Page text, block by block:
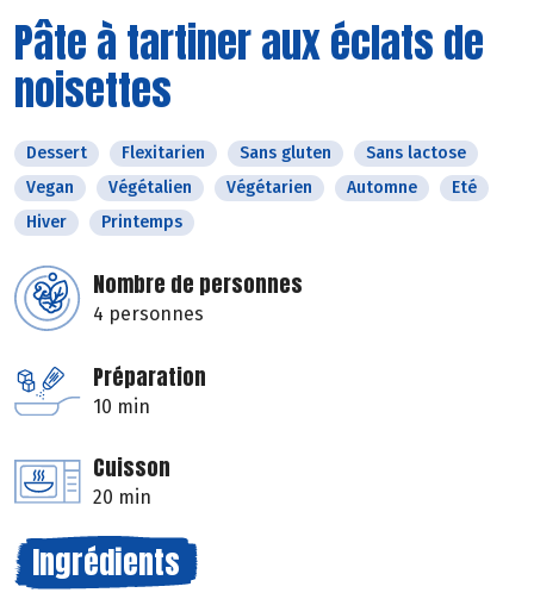
Pâte à tartiner aux éclats de
noisettes
Dessert Flexitarien Sans gluten
Sans lactose
Vegan
Végétalien Végétarien Automne
Eté
Hiver
Printemps
Nombre de personnes
4 personnes
Préparation
10 min
Cuisson
20 min
Ingrédients